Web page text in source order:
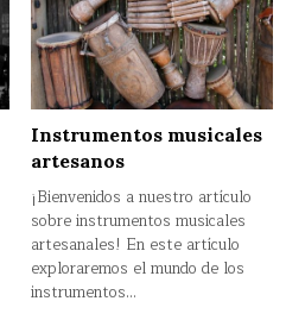
Instrumentos musicales
artesanos
¡Bienvenidos a nuestro artículo
sobre instrumentos musicales
artesanales! En este artículo
exploraremos el mundo de los
instrumentos…